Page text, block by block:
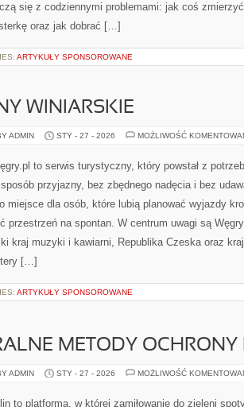
się z codziennymi problemami: jak coś
oraz jak dobrać […]
ARTYKUŁY SPONSOROWANE
WINIARSKIE
ADMIN STY - 27 - 2026 MOŻLIWOŚĆ
to serwis turystyczny, który powstał z
przyjazny, bez zbędnego nadęcia i bez
miejsce dla osób, które lubią planować wyjazdy
przestrzeń na spontan. W centrum uwagi są
kraj muzyki i kawiarni, Republika Czeska oraz
[…]
ARTYKUŁY SPONSOROWANE
METODY OCHRONY
ADMIN STY - 27 - 2026 MOŻLIWOŚĆ
to platforma, w której zamiłowanie do zieleni